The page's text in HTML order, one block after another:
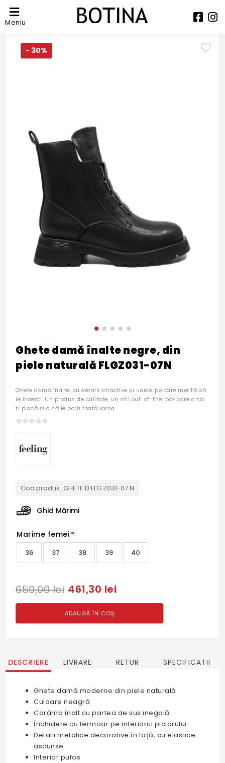
Meniu
- 30%
Ghete damă înalte negre, din
piele naturală FLGZ031-07N
Ghete damă înalte, cu detalii atractive și unice, pe care merită să
le încerci. Un produs de calitate, un stil out-of-the-box care o să-
ți placă și o să le porți toată iarna.
Cod produs: GHETE D FLG Z031-07 N
Ghid Mărimi
Marime femei *
36 37 38 39 40
659,00 lei 461,30 lei
ADAUGĂ ÎN COȘ
DESCRIERE LIVRARE RETUR SPECIFICATII
Ghete damă moderne din piele naturală
Culoare neagră
Carâmb înalt cu partea de sus inegală
Închidere cu fermoar pe interiorul piciorului
Detalii metalice decorative în față, cu elastice
ascunse
Interior pufos